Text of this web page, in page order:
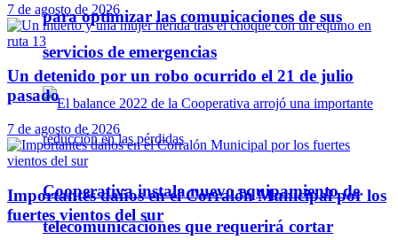
para optimizar las comunicaciones de sus
servicios de emergencias
Cooperativa instala nuevo equipamiento de
telecomunicaciones que requerirá cortar
7 de agosto de 2026
Un detenido por un robo ocurrido el 21 de julio
pasado
7 de agosto de 2026
Importantes daños en el Corralón Municipal por los
fuertes vientos del sur